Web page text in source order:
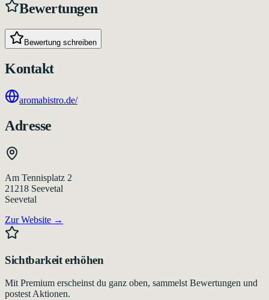
Bewertungen
Bewertung schreiben
Kontakt
aromabistro.de/
Adresse
Am Tennisplatz 2
21218 Seevetal
Seevetal
Zur Website →
Sichtbarkeit erhöhen
Mit Premium erscheinst du ganz oben, sammelst Bewertungen und
postest Aktionen.